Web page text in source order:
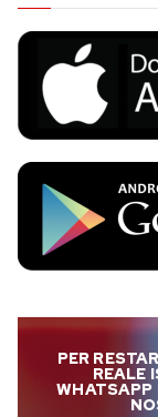
PER
REALE
WHATSAPP